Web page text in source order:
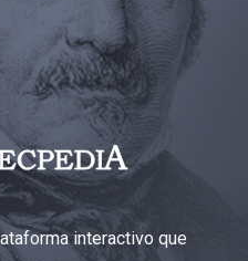
interactivo que